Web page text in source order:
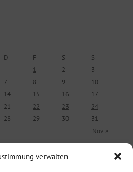
verwalten
D F S
S
1
2
3
7 8 9
10
14 15 16
17
21 22 23
24
28 29 30
31
Nov. »